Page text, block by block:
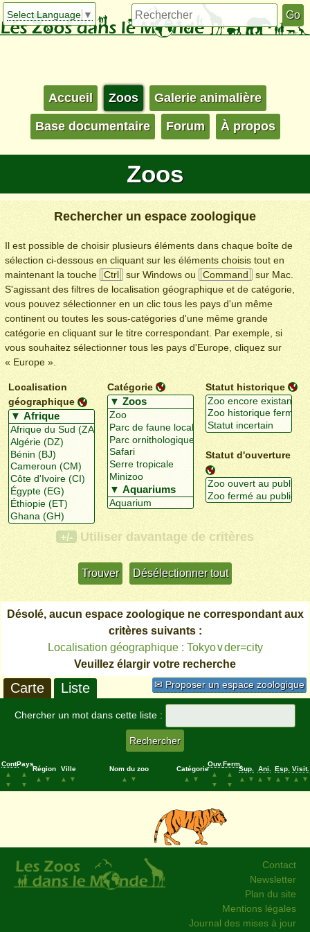
Select Language ▼
Accueil Zoos Galerie animalière
Base documentaire Forum À propos
Zoos
Rechercher un espace zoologique
Il est possible de choisir plusieurs éléments dans chaque boîte de
sélection ci-dessous en cliquant sur les éléments choisis tout en
maintenant la touche
Ctrl sur Windows ou Command
sur Mac.
S'agissant des filtres de localisation géographique et de catégorie,
vous pouvez sélectionner en un clic tous les pays d'un même
continent ou toutes les sous-catégories d'une même grande
catégorie en cliquant sur le titre correspondant. Par exemple, si
vous souhaitez sélectionner tous les pays d'Europe, cliquez sur
« Europe ».
Localisation
géographique
Catégorie Statut historique
Statut d'ouverture
+/- Utiliser davantage de critères
Désolé, aucun espace zoologique ne correspondant aux
critères suivants :
Localisation géographique : Tokyo∨der=city
Veuillez élargir votre recherche
✉ Proposer un espace zoologique
Carte Liste
Chercher un mot dans cette liste :
Cont.
▲
▼
Pays
▲
▼
Région
▲
▼
Ville
▲
▼
Nom du zoo
▲
▼
Catégorie
▲
▼
Ouv.
▲
▼
Ferm.
▲
▼
Sup.
▲
▼
Ani.
▲
▼
Esp.
▲
▼
Visit.
▲
▼
Contact
Newsletter
Plan du site
Mentions légales
Journal des mises à jour